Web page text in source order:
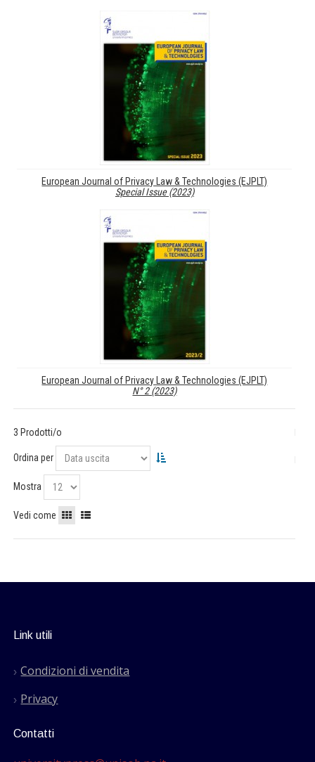
European Journal of Privacy Law & Technologies (EJPLT)
Special Issue (2023)
European Journal of Privacy Law & Technologies (EJPLT)
N° 2 (2023)
3 Prodotti/o
Ordina per
Mostra
Vedi come
Link utili
Condizioni di vendita
Privacy
Contatti